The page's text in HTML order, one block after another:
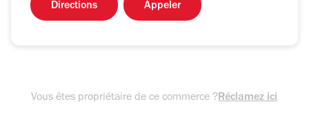
Directions Appeler
Vous êtes propriétaire de ce commerce ?Réclamez ici